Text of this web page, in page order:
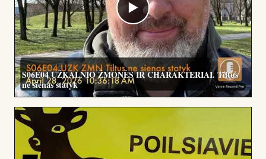
▶
S06E04 UŽKALNIO ŽMONĖS IR CHARAKTERIAI. Tiltus
ne sienas statyk